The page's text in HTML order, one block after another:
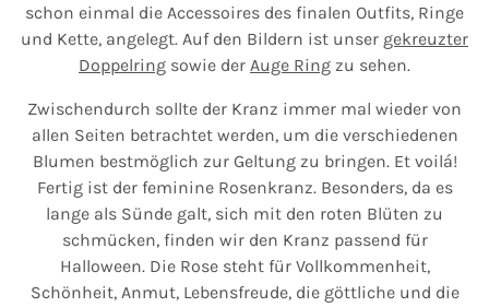
schon einmal die Accessoires des finalen Outfits, Ringe
und Kette, angelegt. Auf den Bildern ist unser gekreuzter
Doppelring sowie der Auge Ring zu sehen.
Zwischendurch sollte der Kranz immer mal wieder von
allen Seiten betrachtet werden, um die verschiedenen
Blumen bestmöglich zur Geltung zu bringen. Et voilá!
Fertig ist der feminine Rosenkranz. Besonders, da es
lange als Sünde galt, sich mit den roten Blüten zu
schmücken, finden wir den Kranz passend für
Halloween. Die Rose steht für Vollkommenheit,
Schönheit, Anmut, Lebensfreude, die göttliche und die